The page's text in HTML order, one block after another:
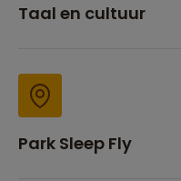
Taal en cultuur
Park Sleep Fly